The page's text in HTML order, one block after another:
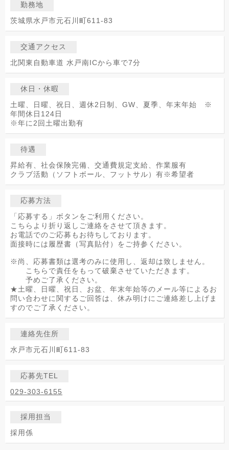
勤務地
茨城県水戸市元石川町611-83
交通アクセス
北関東自動車道 水戸南ICから車で7分
休日・休暇
土曜、日曜、祝日、週休2日制、GW、夏季、年末年始 ※
年間休日124日
※年に2回土曜出勤有
待遇
昇給有、社会保険完備、交通費規定支給、作業服有
クラブ活動（ソフトボール、フットサル）有※希望者
応募方法
「応募する」ボタンをご利用ください。
こちらより折り返しご連絡をさせて頂きます。
お電話でのご応募もお待ちしております。
面接時には履歴書（写真貼付）をご持参ください。
※尚、応募書類は選考のみに使用し、返却は致しません。
こちらで責任をもって破棄させていただきます。
予めご了承ください。
★土曜、日曜、祝日、お盆、年末年始等のメール等によるお
問い合わせに関するご回答は、休み明けにご連絡差し上げま
すのでご了承ください。
連絡先住所
水戸市元石川町611-83
応募先TEL
029-303-6155
採用担当
採用係